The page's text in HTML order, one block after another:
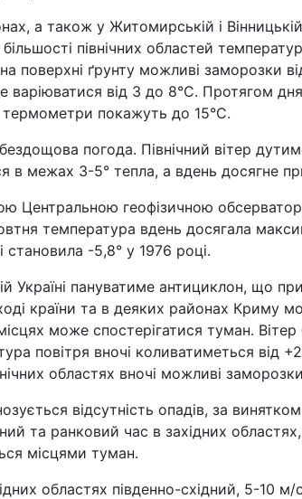
а також у Житомирській і
північних областей
поверхні ґрунту можливі заморозки
варіюватися від 3 до 8°C. Протягом
термометри покажуть до 15°C.
погода. Північний вітер
в межах 3-5° тепла, а вдень досягне
Центральною геофізичною
температура вдень досягала
-5,8° у 1976 році.
Україні пануватиме антициклон, що
країни та в деяких районах Криму
може спостерігатися туман. Вітер
повітря вночі коливатиметься від
областях вночі можливі
відсутність опадів, за
та ранковий час в західних
місцями туман.
областях південно-східний, 5-10 м/